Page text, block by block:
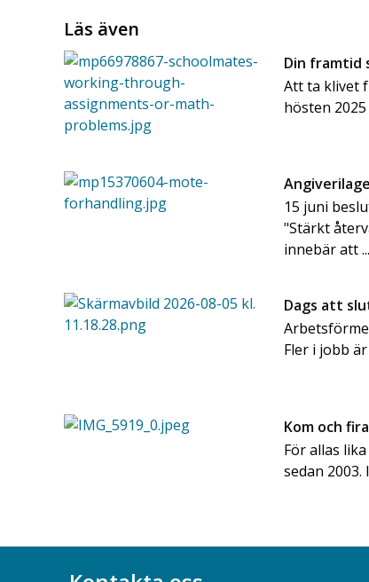
Läs även
Din framtid
Att ta klivet
hösten
15 juni
"Stärkt
innebär att ...
Dags att
Fler i jobb
Kom och
För allas
sedan